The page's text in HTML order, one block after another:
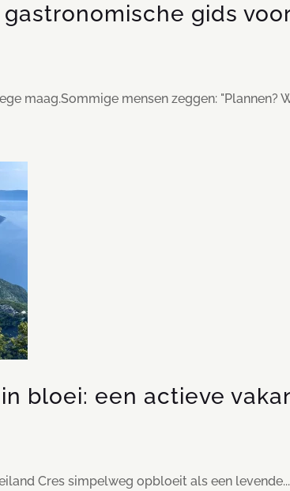
gids
maag.Sommige mensen zeggen: "Plannen?
bloei: een actieve
Cres simpelweg opbloeit als een levende...